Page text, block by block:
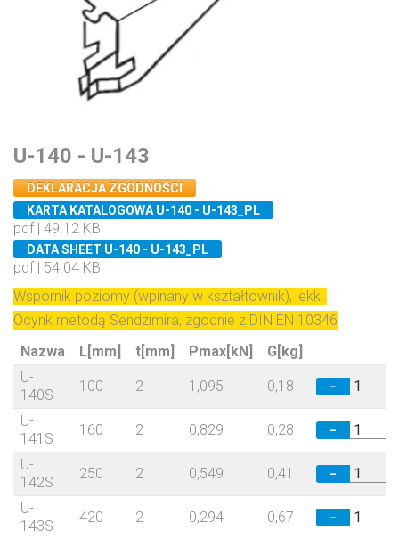
U-140 - U-143
DEKLARACJA ZGODNOŚCI
KARTA KATALOGOWA U-140 - U-143_PL
pdf | 49.12 KB
DATA SHEET U-140 - U-143_PL
pdf | 54.04 KB
Wspornik poziomy (wpinany w kształtownik), lekki.
Ocynk metodą Sendzimira, zgodnie z DIN EN 10346
Nazwa
L[mm] t[mm] Pmax[kN]
G[kg]
U-
140S
100 2 1,095 0,18 −
U-
141S
160 2 0,829 0,28 −
U-
142S
250 2 0,549 0,41 −
U-
143S
420 2 0,294 0,67 −